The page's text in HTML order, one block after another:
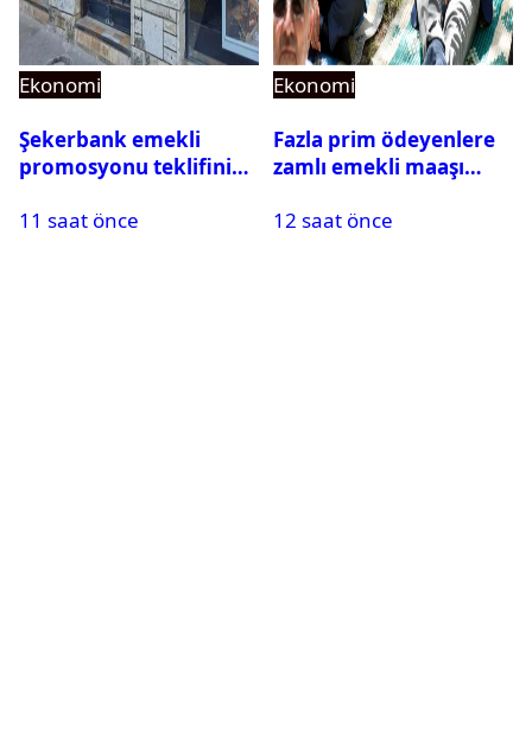
Ekonomi
Şekerbank emekli
promosyonu teklifini
TL ödüyor!
11 saat önce
Ekonomi
Fazla prim ödeyenlere
zamlı emekli maaşı
12 saat önce